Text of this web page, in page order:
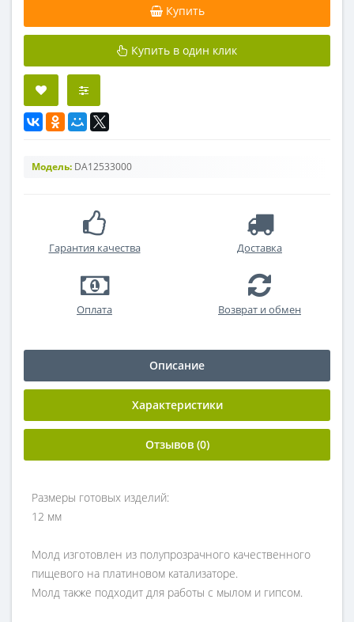
Купить
Купить в один клик
Модель: DA12533000
Гарантия качества Доставка
Оплата Возврат и обмен
Описание
Характеристики
Отзывов (0)
Размеры готовых изделий:
12 мм
Молд изготовлен из полупрозрачного качественного
пищевого на платиновом катализаторе.
Молд также подходит для работы с мылом и гипсом.